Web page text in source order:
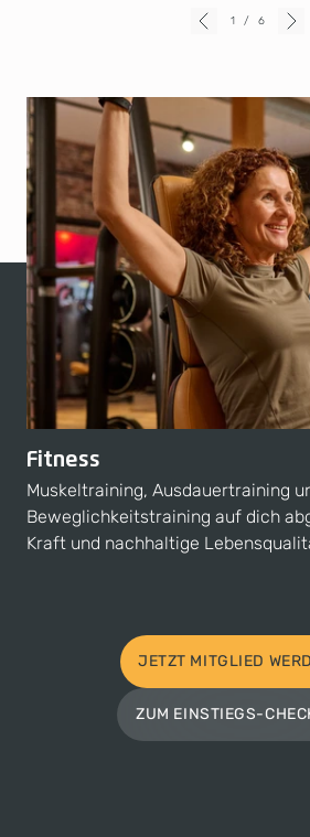
1 / 6
Fitness
Muskeltraining, Ausdauertraining
Beweglichkeitstraining auf dich
Kraft und nachhaltige
JETZT MITGLIED
ZUM EINSTIEGS-